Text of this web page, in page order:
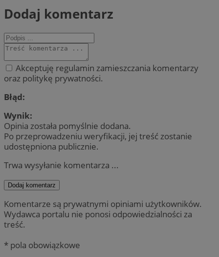
Dodaj komentarz
Akceptuję regulamin zamieszczania komentarzy
oraz politykę prywatności.
Błąd:
Wynik:
Opinia została pomyślnie dodana.
Po przeprowadzeniu weryfikacji, jej treść zostanie
udostępniona publicznie.
Trwa wysyłanie komentarza ...
Dodaj komentarz
Komentarze są prywatnymi opiniami użytkowników.
Wydawca portalu nie ponosi odpowiedzialności za
treść.
* pola obowiązkowe